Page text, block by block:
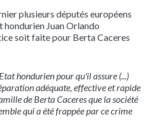
plusieurs députés européens
Juan Orlando
soit faite pour Berta Caceres
hondurien pour qu'il assure (...)
adéquate, effective et rapide
de Berta Caceres que la société
qui a été frappée par ce crime